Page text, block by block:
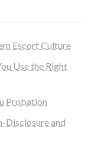
Escort Culture
Use the Right
Probation
Disclosure and